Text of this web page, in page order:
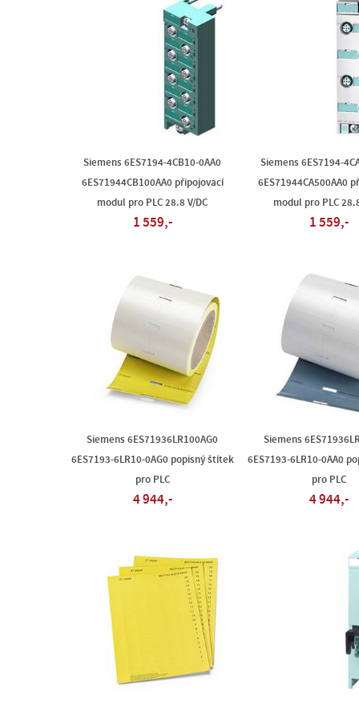
Siemens 6ES7194-4CB10-0AA0
6ES71944CB100AA0 připojovací
modul pro PLC 28.8 V/DC
1 559,-
Siemens 6ES7194-
6ES71944CA500AA0
modul pro PLC
1 559,-
Siemens 6ES71936LR100AG0
6ES7193-6LR10-0AG0 popisný štítek
pro PLC
4 944,-
Siemens
6ES7193-6LR10-0AA0
pro PLC
4 944,-